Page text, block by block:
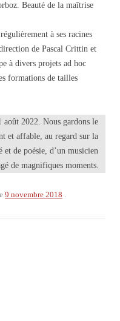
Beauté de la maîtrise
à ses racines
de Pascal Crittin et
à divers projets ad hoc
formations de tailles
août 2022. Nous gardons le
et affable, au regard sur la
de poésie, d’un musicien
de magnifiques moments.
9 novembre 2018 .